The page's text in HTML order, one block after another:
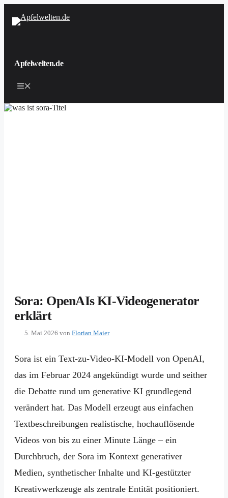
Inhalt
springen
Apfelwelten.de
Menü
Sora: OpenAIs KI-Videogenerator
erklärt
5. Mai 2026 von Florian Maier
Sora ist ein Text-zu-Video-KI-Modell von OpenAI,
das im Februar 2024 angekündigt wurde und seither
die Debatte rund um generative KI grundlegend
verändert hat. Das Modell erzeugt aus einfachen
Textbeschreibungen realistische, hochauflösende
Videos von bis zu einer Minute Länge – ein
Durchbruch, der Sora im Kontext generativer
Medien, synthetischer Inhalte und KI-gestützter
Kreativwerkzeuge als zentrale Entität positioniert.